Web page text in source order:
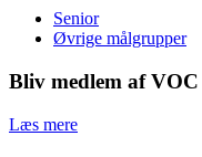
Senior
Øvrige målgrupper
Bliv medlem af
Læs mere